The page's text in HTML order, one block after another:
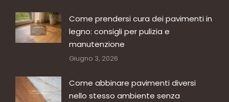
Come prendersi cura dei pavimenti in
legno: consigli per pulizia e
manutenzione
Giugno 3, 2026
Come abbinare pavimenti diversi
nello stesso ambiente senza